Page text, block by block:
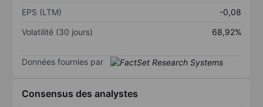
EPS (LTM)
-0,08
Volatilité (30 jours)
68,92%
Données fournies par
Consensus des analystes